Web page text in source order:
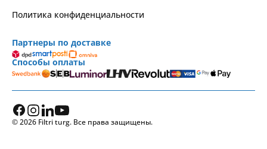
Политика конфиденциальности
Партнеры по доставке
Способы оплаты
© 2026 Filtri turg. Все права защищены.